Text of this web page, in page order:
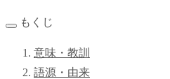
もくじ
意味・教訓
語源・由来